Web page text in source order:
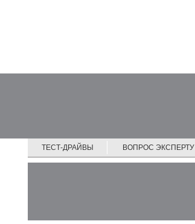
ТЕСТ-ДРАЙВЫ ВОПРОС ЭКСПЕРТУ